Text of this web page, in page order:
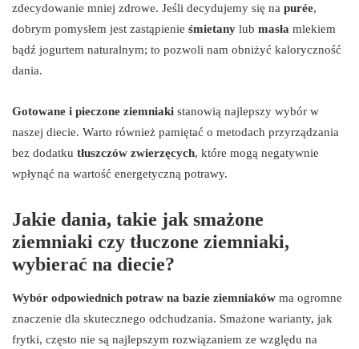
zdecydowanie mniej zdrowe. Jeśli decydujemy się na purée,
dobrym pomysłem jest zastąpienie śmietany lub masła mlekiem
bądź jogurtem naturalnym; to pozwoli nam obniżyć kaloryczność
dania.
Gotowane i pieczone ziemniaki stanowią najlepszy wybór w
naszej diecie. Warto również pamiętać o metodach przyrządzania
bez dodatku tłuszczów zwierzęcych, które mogą negatywnie
wpłynąć na wartość energetyczną potrawy.
Jakie dania, takie jak smażone
ziemniaki czy tłuczone ziemniaki,
wybierać na diecie?
Wybór odpowiednich potraw na bazie ziemniaków ma ogromne
znaczenie dla skutecznego odchudzania. Smażone warianty, jak
frytki, często nie są najlepszym rozwiązaniem ze względu na